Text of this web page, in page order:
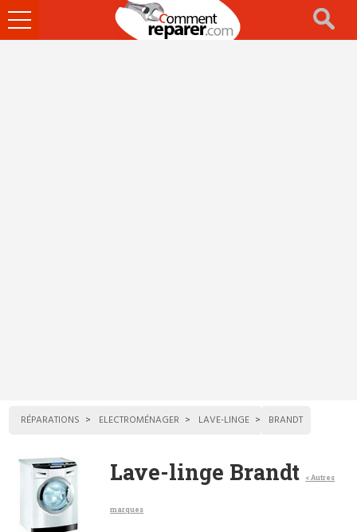
Ouvrir
le
RÉPARATIONS ELECTROMÉNAGER LAVE-LINGE BRANDT
Lave-linge Brandt < Autres
marques